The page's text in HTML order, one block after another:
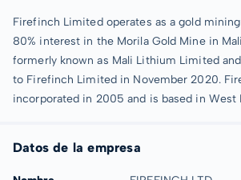
Firefinch Limited operates as a gold
80% interest in the Morila Gold Mine in
formerly known as Mali Lithium Limited
to Firefinch Limited in November 2020.
incorporated in 2005 and is based in West
Datos de la empresa